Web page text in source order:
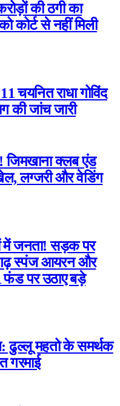
की ठगी का
कोर्ट से नहीं मिली
चयनित राधा गोविंद
की जांच जारी
जिमखाना क्लब एंड
लग्जरी और वेडिंग
में जनता! सड़क पर
स्पंज आयरन और
फंड पर उठाए बड़े
ढुल्लू महतो के समर्थक
गरमाई